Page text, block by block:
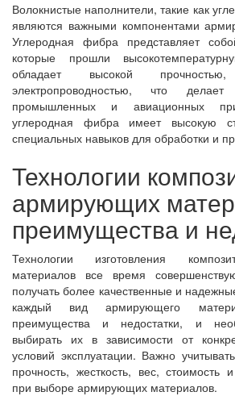
Волокнистые наполнители, такие как
являются важными компонентами
Углеродная фибра представляет
которые прошли
обладает высокой
электропроводностью, что
промышленных и авиационных
углеродная фибра имеет высокую
специальных навыков для обработки и
Технологии
армирующих
преимущества и
Технологии изготовления
материалов все время
получать более качественные и
каждый вид армирующего
преимущества и недостатки, и
выбирать их в зависимости от
условий эксплуатации. Важно
прочность, жесткость, вес, стоимость
при выборе армирующих материалов.